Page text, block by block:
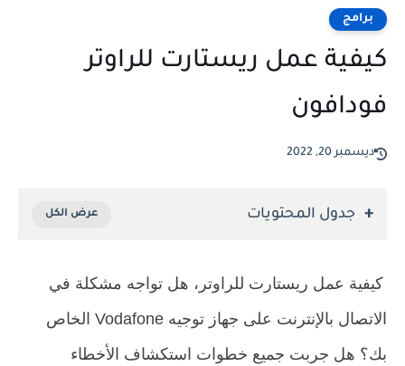
برامج
كيفية عمل ريستارت للراوتر
فودافون
ديسمبر 20, 2022
جدول المحتويات
كيفية عمل ريستارت للراوتر، هل تواجه مشكلة في
الاتصال بالإنترنت على جهاز توجيه Vodafone الخاص
بك؟ هل جربت جميع خطوات استكشاف الأخطاء